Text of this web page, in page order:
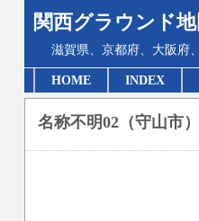
関西グラウンド地
滋賀県、京都府、大阪府
HOME INDEX
名称不明02（守山市）